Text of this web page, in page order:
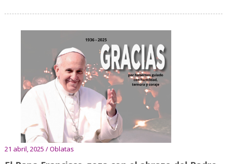
21 abril, 2025 / Oblatas